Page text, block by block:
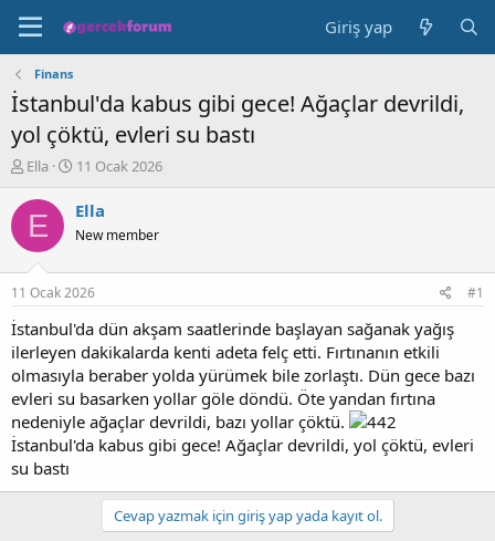
Giriş yap
Finans
İstanbul'da kabus gibi gece! Ağaçlar devrildi,
yol çöktü, evleri su bastı
K
n
b
u
u
b
a
l
a
t
a
n
Ella
B
ş
a
g
ı
ç
a
r
h
i
11 Ocak 2026
E Ella
New member
11 Ocak 2026 #1
İstanbul'da dün akşam saatlerinde başlayan sağanak yağış
ilerleyen dakikalarda kenti adeta felç etti. Fırtınanın etkili
olmasıyla beraber yolda yürümek bile zorlaştı. Dün gece bazı
evleri su basarken yollar göle döndü. Öte yandan fırtına
nedeniyle ağaçlar devrildi, bazı yollar çöktü.
İstanbul'da kabus gibi gece! Ağaçlar devrildi, yol çöktü, evleri
su bastı
Cevap yazmak için giriş yap yada kayıt ol.